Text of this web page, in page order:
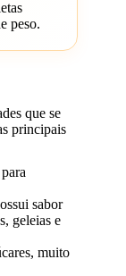
peso.
que se
principais
sabor
geleias e
muito